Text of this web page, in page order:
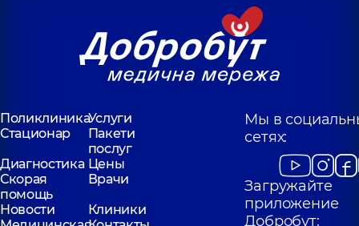
ПоликлиникаУслуги
Стационар
Пакети
послуг
Диагностика Цены
Скорая
помощь
Врачи
Новости
Клиники
Мы в
сетях:
Загружайте
приложение
Добробут: